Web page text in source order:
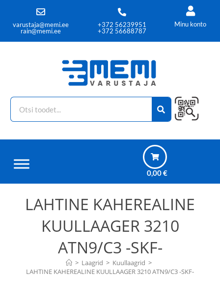
varustaja@memi.ee
rain@memi.ee
+372 56239951
+372 56688787
Minu konto
0,00€
LAHTINE KAHEREALINE
KUULLAAGER 3210
ATN9/C3 -SKF-
> Laagrid > Kuullaagrid >
LAHTINE KAHEREALINE KUULLAAGER 3210 ATN9/C3 -SKF-